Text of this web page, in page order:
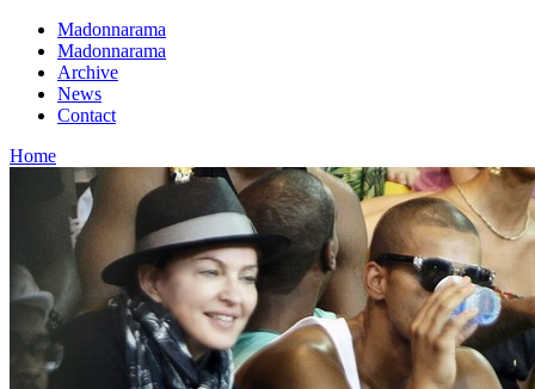
Madonnarama
Madonnarama
Archive
News
Contact
Home